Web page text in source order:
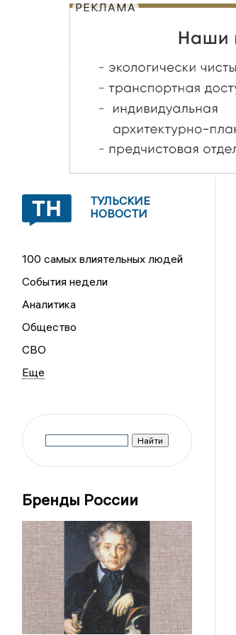
РЕКЛАМА
ТУЛЬСКИЕ
НОВОСТИ
100 самых влиятельных людей
События недели
Аналитика
Общество
СВО
Бренды России